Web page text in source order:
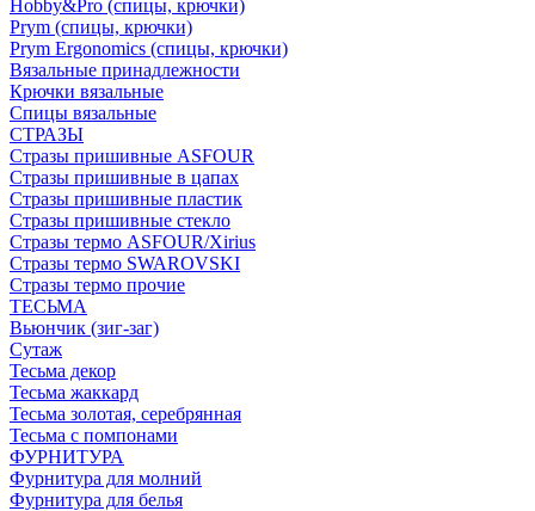
Hobby&Pro (спицы, крючки)
Prym (спицы, крючки)
Prym Ergonomics (спицы, крючки)
Вязальные принадлежности
Крючки вязальные
Спицы вязальные
СТРАЗЫ
Стразы пришивные ASFOUR
Стразы пришивные в цапах
Стразы пришивные пластик
Стразы пришивные стекло
Стразы термо ASFOUR/Xirius
Стразы термо SWAROVSKI
Стразы термо прочие
ТЕСЬМА
Вьюнчик (зиг-заг)
Сутаж
Тесьма декор
Тесьма жаккард
Тесьма золотая, серебрянная
Тесьма с помпонами
ФУРНИТУРА
Фурнитура для молний
Фурнитура для белья